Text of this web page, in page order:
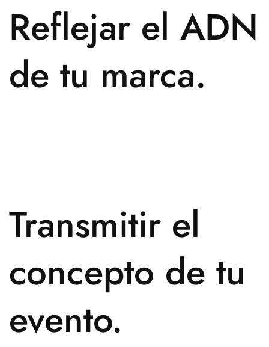
Reflejar el ADN
de tu marca.
Transmitir el
concepto de tu
evento.